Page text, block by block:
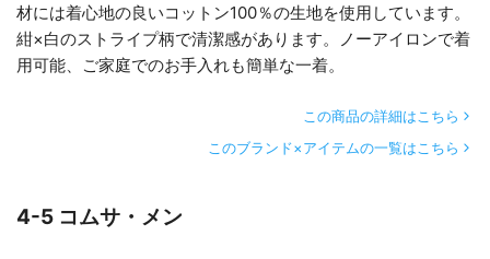
材には着心地の良いコットン100％の生地を使用しています。
紺×白のストライプ柄で清潔感があります。ノーアイロンで着
用可能、ご家庭でのお手入れも簡単な一着。
この商品の詳細はこちら
このブランド×アイテムの一覧はこちら
4-5 コムサ・メン